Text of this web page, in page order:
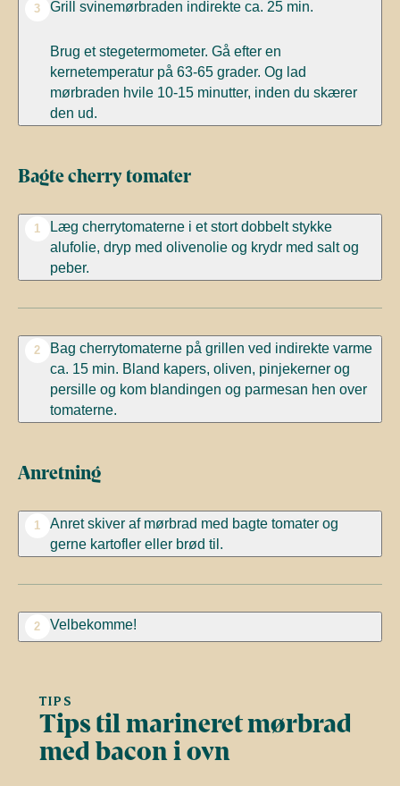
3 Grill svinemørbraden indirekte ca. 25 min.
Brug et stegetermometer. Gå efter en
kernetemperatur på 63-65 grader. Og lad
mørbraden hvile 10-15 minutter, inden du skærer
den ud.
Bagte cherry tomater
1
Læg cherrytomaterne i et stort dobbelt stykke
alufolie, dryp med olivenolie og krydr med salt og
peber.
2
Bag cherrytomaterne på grillen ved indirekte varme
ca. 15 min. Bland kapers, oliven, pinjekerner og
persille og kom blandingen og parmesan hen over
tomaterne.
Anretning
1
Anret skiver af mørbrad med bagte tomater og
gerne kartofler eller brød til.
2 Velbekomme!
TIPS
Tips til marineret mørbrad
med bacon i ovn